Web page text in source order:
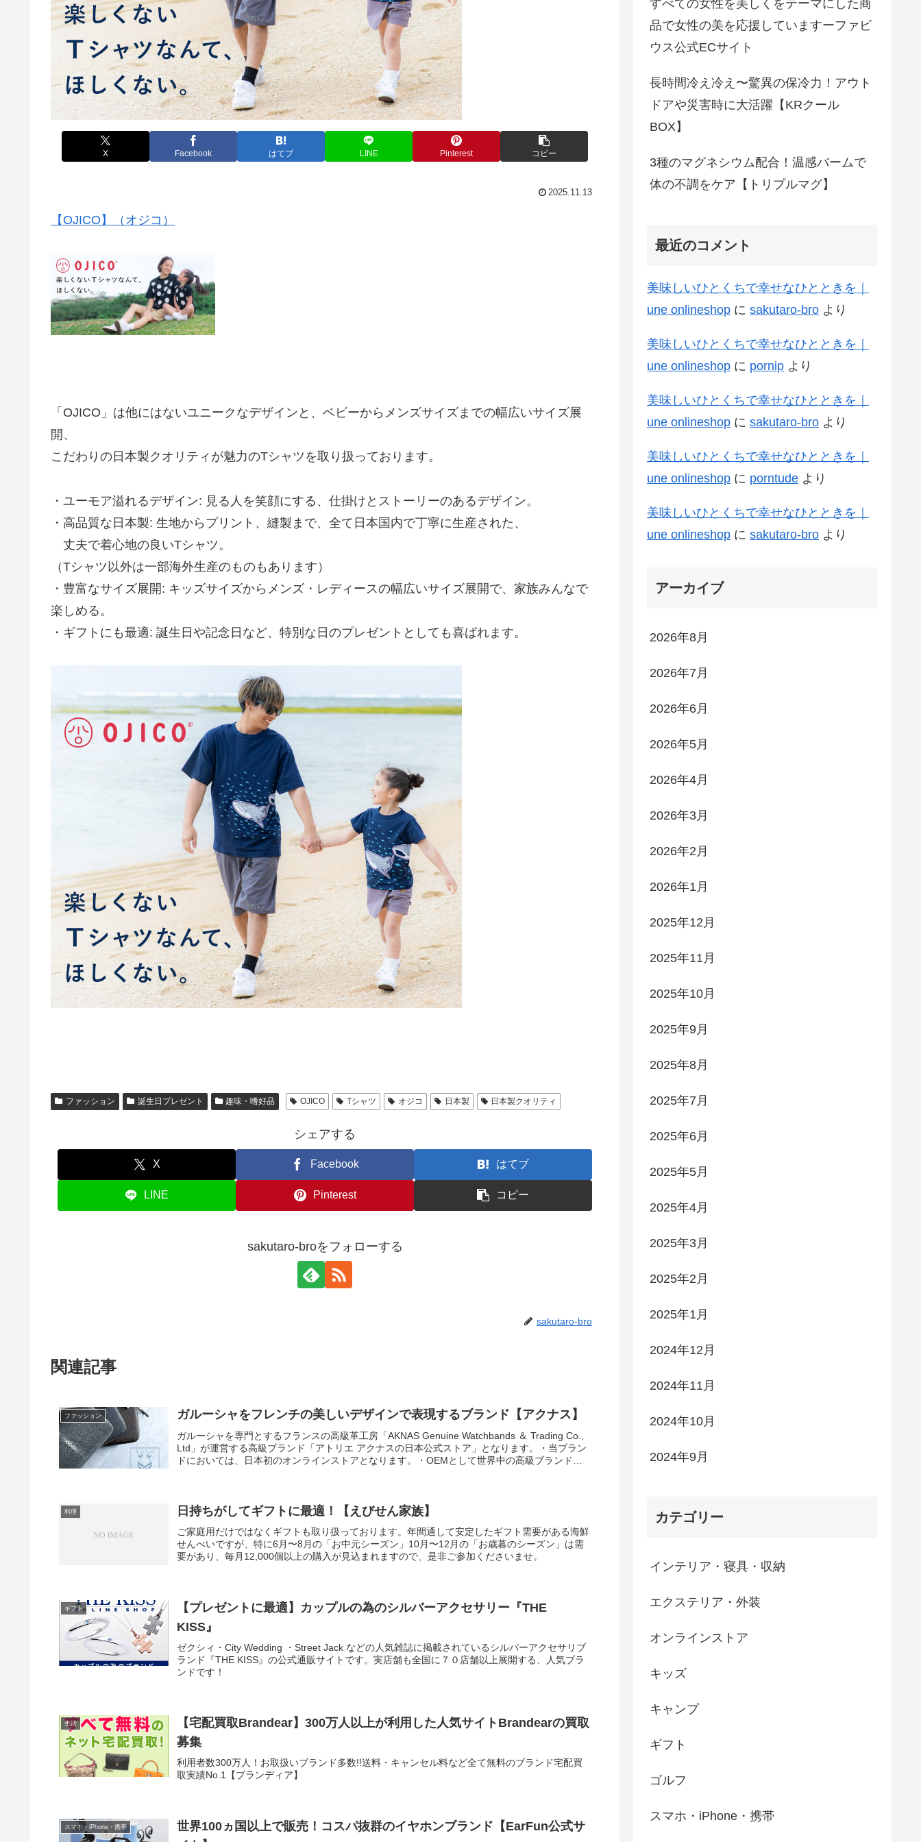
X Facebook はてブ LINE Pinterest コピー
2025.11.13
【OJICO】（オジコ）
「OJICO」は他にはないユニークなデザインと、ベビーからメンズサイズまでの幅広いサイズ展
開、
こだわりの日本製クオリティが魅力のTシャツを取り扱っております。
・ユーモア溢れるデザイン: 見る人を笑顔にする、仕掛けとストーリーのあるデザイン。
・高品質な日本製: 生地からプリント、縫製まで、全て日本国内で丁寧に生産された、
丈夫で着心地の良いTシャツ。
（Tシャツ以外は一部海外生産のものもあります）
・豊富なサイズ展開: キッズサイズからメンズ・レディースの幅広いサイズ展開で、家族みんなで
楽しめる。
・ギフトにも最適: 誕生日や記念日など、特別な日のプレゼントとしても喜ばれます。
ファッション 誕生日プレゼント 趣味・嗜好品 OJICO Tシャツ オジコ 日本製 日本製クオリティ
シェアする
X Facebook はてブ
LINE Pinterest コピー
sakutaro-broをフォローする
sakutaro-bro
関連記事
ファッション ガルーシャをフレンチの美しいデザインで表現するブランド【アクナス】
ガルーシャを専門とするフランスの高級革工房「AKNAS Genuine Watchbands ＆ Trading Co.,
Ltd」が運営する高級ブランド「アトリエ アクナスの日本公式ストア」となります。・当ブラン
ドにおいては、日本初のオンラインストアとなります。・OEMとして世界中の高級ブランドや
料理 日持ちがしてギフトに最適！【えびせん家族】
ご家庭用だけではなくギフトも取り扱っております。年間通して安定したギフト需要がある海鮮
せんべいですが、特に6月〜8月の「お中元シーズン」10月〜12月の「お歳暮のシーズン」は需
要があり、毎月12,000個以上の購入が見込まれますので、是非ご参加くださいませ。
ギフト
【プレゼントに最適】カップルの為のシルバーアクセサリー『THE
KISS』
ゼクシィ・City Wedding ・Street Jack などの人気雑誌に掲載されているシルバーアクセサリブ
ランド『THE KISS』の公式通販サイトです。実店舗も全国に７０店舗以上展開する、人気ブラ
ンドです！
生活
【宅配買取Brandear】300万人以上が利用した人気サイトBrandearの買取
募集
利用者数300万人！お取扱いブランド多数!!送料・キャンセル料など全て無料のブランド宅配買
取実績No.1【ブランディア】
スマホ・iPhone・携帯
世界100ヵ国以上で販売！コスパ抜群のイヤホンブランド【EarFun公式サ
すべての女性を美しくをテーマにした商
品で女性の美を応援していますーファビ
ウス公式ECサイト
長時間冷え冷え〜驚異の保冷力！アウト
ドアや災害時に大活躍【KRクール
BOX】
3種のマグネシウム配合！温感バームで
体の不調をケア【トリプルマグ】
最近のコメント
美味しいひとくちで幸せなひとときを｜
une onlineshop に sakutaro-bro より
美味しいひとくちで幸せなひとときを｜
une onlineshop に pornip より
美味しいひとくちで幸せなひとときを｜
une onlineshop に sakutaro-bro より
美味しいひとくちで幸せなひとときを｜
une onlineshop に porntude より
美味しいひとくちで幸せなひとときを｜
une onlineshop に sakutaro-bro より
アーカイブ
2026年8月
2026年7月
2026年6月
2026年5月
2026年4月
2026年3月
2026年2月
2026年1月
2025年12月
2025年11月
2025年10月
2025年9月
2025年8月
2025年7月
2025年6月
2025年5月
2025年4月
2025年3月
2025年2月
2025年1月
2024年12月
2024年11月
2024年10月
2024年9月
カテゴリー
インテリア・寝具・収納
エクステリア・外装
オンラインストア
キッズ
キャンプ
ギフト
ゴルフ
スマホ・iPhone・携帯